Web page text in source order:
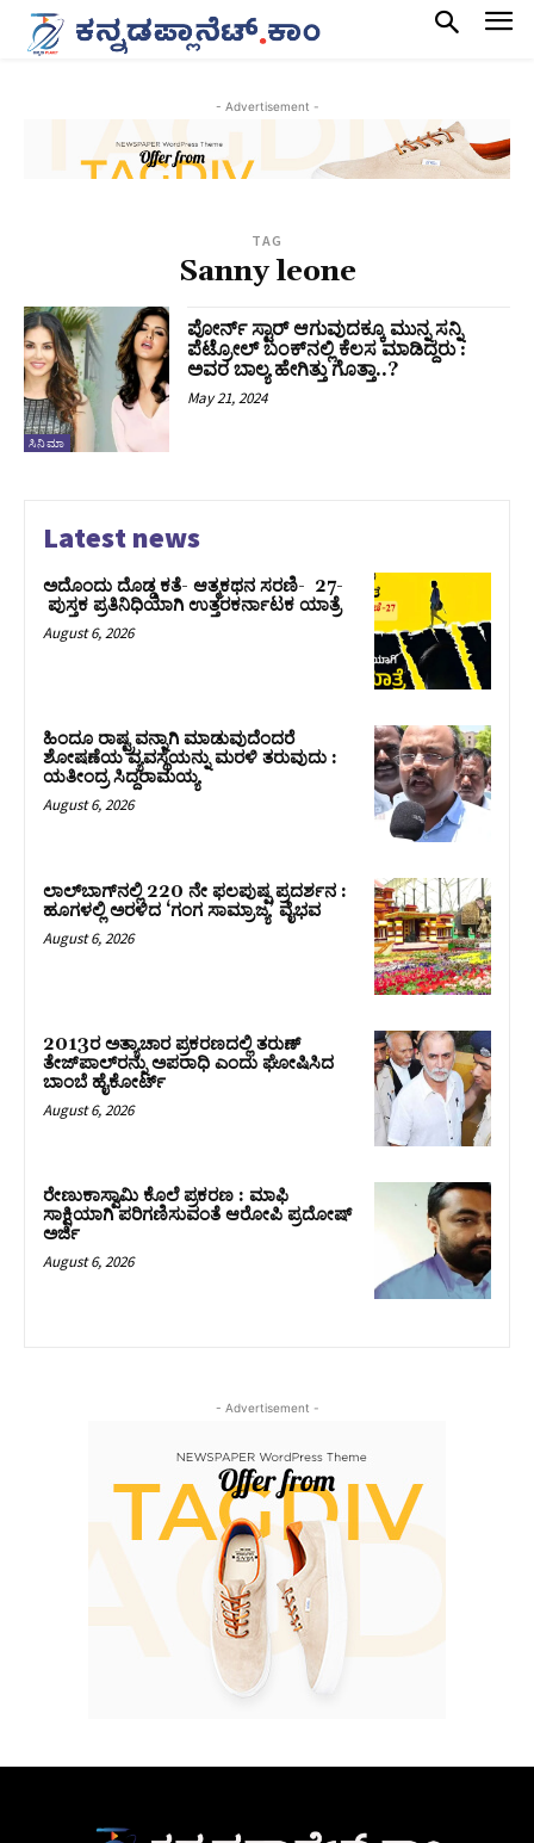
- Advertisement -
TAG
Sanny leone
ಸಿನಿಮಾ
ಪೋರ್ನ್ ಸ್ಟಾರ್ ಆಗುವುದಕ್ಕೂ ಮುನ್ನ ಸನ್ನಿ
ಪೆಟ್ರೋಲ್ ಬಂಕ್‌ನಲ್ಲಿ ಕೆಲಸ ಮಾಡಿದ್ದರು :
ಅವರ ಬಾಲ್ಯ ಹೇಗಿತ್ತು ಗೊತ್ತಾ..?
May 21, 2024
Latest news
ಅದೊಂದು ದೊಡ್ಡ ಕತೆ- ಆತ್ಮಕಥನ ಸರಣಿ- 27-
ಪುಸ್ತಕ ಪ್ರತಿನಿಧಿಯಾಗಿ ಉತ್ತರಕರ್ನಾಟಕ ಯಾತ್ರೆ
August 6, 2026
ಹಿಂದೂ ರಾಷ್ಟ್ರವನ್ನಾಗಿ ಮಾಡುವುದೆಂದರೆ
ಶೋಷಣೆಯ ವ್ಯವಸ್ಥೆಯನ್ನು ಮರಳಿ ತರುವುದು :
ಯತೀಂದ್ರ ಸಿದ್ದರಾಮಯ್ಯ
August 6, 2026
ಲಾಲ್‍ಬಾಗ್‍ನಲ್ಲಿ 220 ನೇ ಫಲಪುಷ್ಪ ಪ್ರದರ್ಶನ :
ಹೂಗಳಲ್ಲಿ ಅರಳಿದ ‘ಗಂಗ ಸಾಮ್ರಾಜ್ಯ’ ವೈಭವ
August 6, 2026
2013ರ ಅತ್ಯಾಚಾರ ಪ್ರಕರಣದಲ್ಲಿ ತರುಣ್
ತೇಜ್‌ಪಾಲ್‌ರನ್ನು ಅಪರಾಧಿ ಎಂದು ಘೋಷಿಸಿದ
ಬಾಂಬೆ ಹೈಕೋರ್ಟ್
August 6, 2026
ರೇಣುಕಾಸ್ವಾಮಿ ಕೊಲೆ ಪ್ರಕರಣ : ಮಾಫಿ
ಸಾಕ್ಷಿಯಾಗಿ ಪರಿಗಣಿಸುವಂತೆ ಆರೋಪಿ ಪ್ರದೋಷ್‌
ಅರ್ಜಿ
August 6, 2026
- Advertisement -